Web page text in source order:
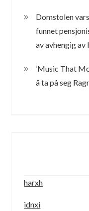
Domstolen
funnet
av avhengig
‘Music That
å ta på seg
harxh
idnxi